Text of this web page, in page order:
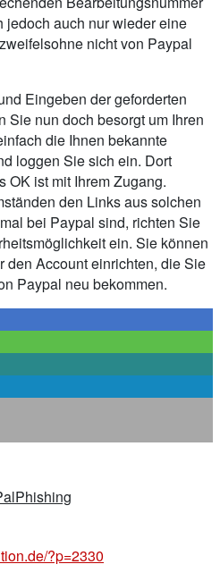
jedoch auch nur wieder eine
nicht von Paypal
Eingeben der geforderten
Sie nun doch besorgt um Ihren
die Ihnen bekannte
loggen Sie sich ein. Dort
OK ist mit Ihrem Zugang.
den Links aus solchen
bei Paypal sind, richten Sie
ein. Sie können
den Account einrichten, die Sie
Paypal neu bekommen.
Phishing
?p=2330